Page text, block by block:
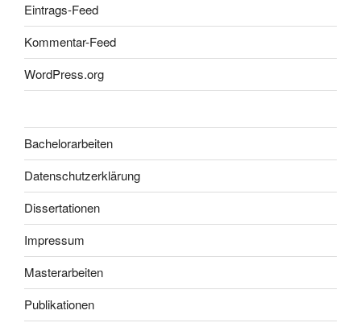
Eintrags-Feed
Kommentar-Feed
WordPress.org
Bachelorarbeiten
Datenschutzerklärung
Dissertationen
Impressum
Masterarbeiten
Publikationen